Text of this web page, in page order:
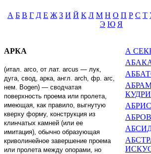
А Б В Г Д Е Ж З И Й К Л М Н О П Р С Т
Э Ю Я
АРКА
(итал. аrсо, от лат. arcus — лук,
дуга, свод, арка, англ. arch , фр. arc
нем. Bogen) — сводчатая
поверхность проема или пролета,
имеющая, как правило, выгнутую
кверху форму, конструкция из
клинчатых камней (или ее
имитация), обычно образую­щая
криволинейное завершение проема
или пролета между опорами, но
А
АБРИС